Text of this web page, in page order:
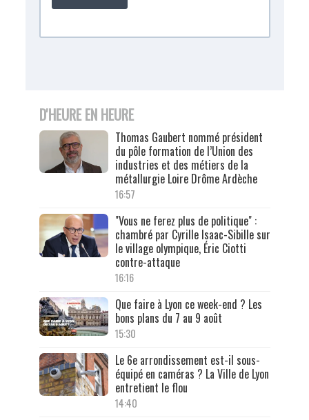
D'HEURE EN HEURE
Thomas Gaubert nommé président
du pôle formation de l’Union des
industries et des métiers de la
métallurgie Loire Drôme Ardèche
16:57
"Vous ne ferez plus de politique" :
chambré par Cyrille Isaac-Sibille sur
le village olympique, Éric Ciotti
contre-attaque
16:16
Que faire à Lyon ce week-end ? Les
bons plans du 7 au 9 août
15:30
Le 6e arrondissement est-il sous-
équipé en caméras ? La Ville de Lyon
entretient le flou
14:40